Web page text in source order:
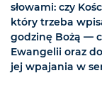
słowami: czy
który trzeba
godzinę Bożą —
Ewangelii oraz
jej wpajania w